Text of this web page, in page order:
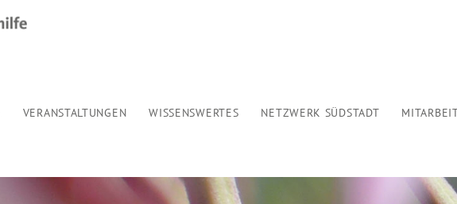
VERANSTALTUNGEN WISSENSWERTES NETZWERK SÜDSTADT
WISSENSWERTES